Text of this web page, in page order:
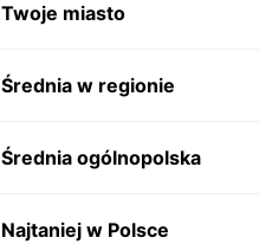
Twoje miasto
Średnia w regionie
Średnia ogólnopolska
Najtaniej w Polsce